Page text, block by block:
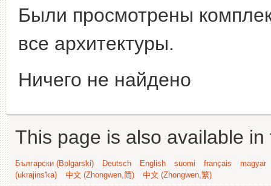
Были просмотрены
все архитектуры.
Ничего не найдено
This page is also available
Български (Bəlgarski) Deutsch English suomi français
magyar
(ukrajins'ka)
中文 (Zhongwen,简) 中文 (Zhongwen,繁)